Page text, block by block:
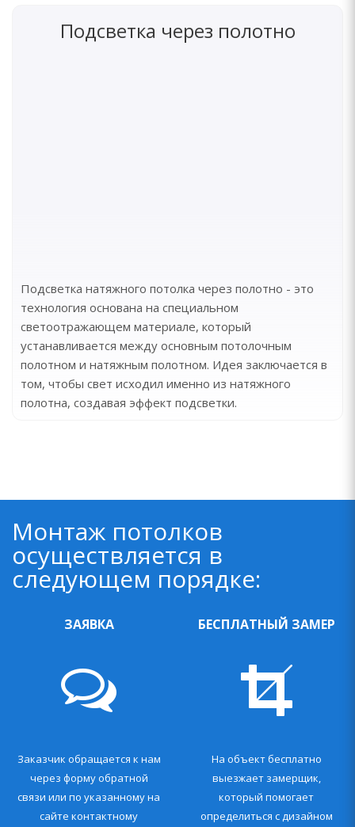
Подсветка через полотно
Подсветка натяжного потолка через полотно - это
технология основана на специальном
светоотражающем материале, который
устанавливается между основным потолочным
полотном и натяжным полотном. Идея заключается в
том, чтобы свет исходил именно из натяжного
полотна, создавая эффект подсветки.
Монтаж потолков
осуществляется в
следующем порядке:
ЗАЯВКА
Заказчик обращается к нам
через форму обратной
связи или по указанному на
сайте контактному
БЕСПЛАТНЫЙ ЗАМЕР
На объект бесплатно
выезжает замерщик,
который помогает
определиться с дизайном